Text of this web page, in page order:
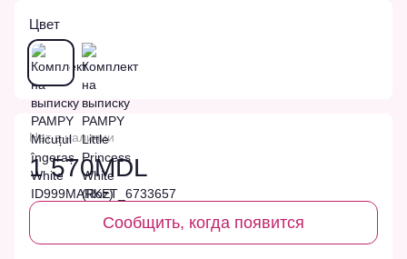
Цвет
Нет в наличии
1 570MDL
Сообщить, когда появится